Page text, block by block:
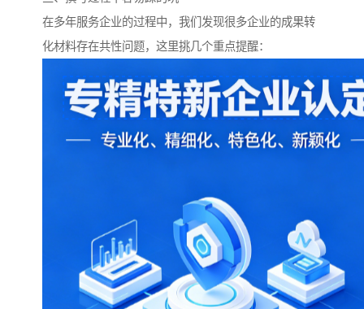
在多年服务企业的过程中，我们发现很多企业的成果转
化材料存在共性问题，这里挑几个重点提醒：